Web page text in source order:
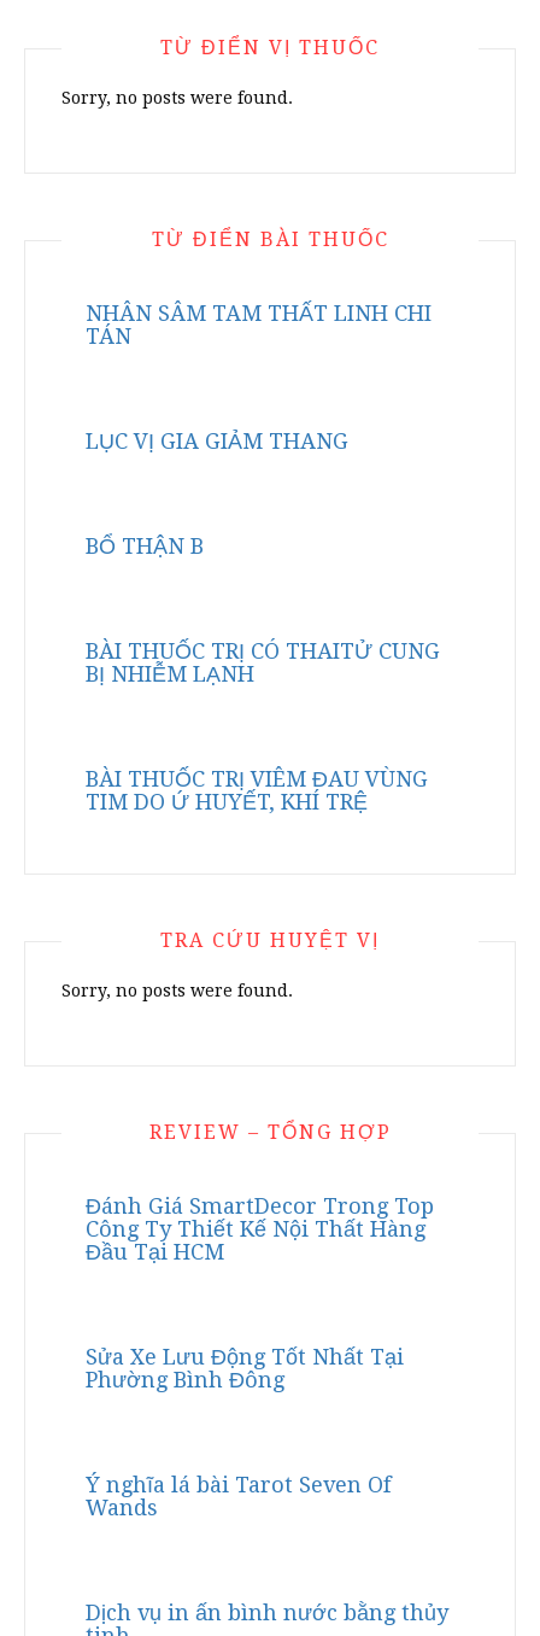
TỪ ĐIỂN VỊ THUỐC
Sorry, no posts were found.
TỪ ĐIỂN BÀI THUỐC
NHÂN SÂM TAM THẤT LINH CHI
TÁN
LỤC VỊ GIA GIẢM THANG
BỔ THẬN B
BÀI THUỐC TRỊ CÓ THAITỬ CUNG
BỊ NHIỄM LẠNH
BÀI THUỐC TRỊ VIÊM ĐAU VÙNG
TIM DO Ứ HUYẾT, KHÍ TRỆ
TRA CỨU HUYỆT VỊ
Sorry, no posts were found.
REVIEW – TỔNG HỢP
Đánh Giá SmartDecor Trong Top
Công Ty Thiết Kế Nội Thất Hàng
Đầu Tại HCM
Sửa Xe Lưu Động Tốt Nhất Tại
Phường Bình Đông
Ý nghĩa lá bài Tarot Seven Of
Wands
Dịch vụ in ấn bình nước bằng thủy